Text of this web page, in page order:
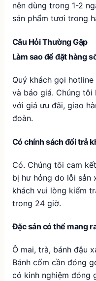
nên dùng trong 1-2
sản phẩm tươi trong
Câu Hỏi Thường Gặp
Làm sao để đặt hàng
Quý khách gọi
và báo giá. Chúng
với giá ưu đãi, giao
đoàn.
Có chính sách đổi trả
Có. Chúng tôi cam
bị hư hỏng do lỗi sản
khách vui lòng kiểm
trong 24 giờ.
Đặc sản có thể mang
Ô mai, trà, bánh đậu
Bánh cốm cần đóng
có kinh nghiệm đóng